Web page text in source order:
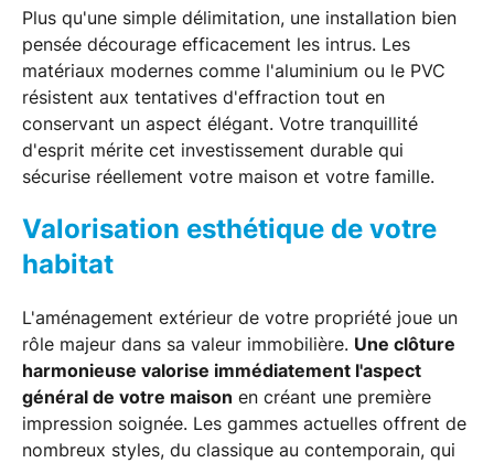
Plus qu'une simple délimitation, une installation bien
pensée décourage efficacement les intrus. Les
matériaux modernes comme l'aluminium ou le PVC
résistent aux tentatives d'effraction tout en
conservant un aspect élégant. Votre tranquillité
d'esprit mérite cet investissement durable qui
sécurise réellement votre maison et votre famille.
Valorisation esthétique de votre
habitat
L'aménagement extérieur de votre propriété joue un
rôle majeur dans sa valeur immobilière. Une clôture
harmonieuse valorise immédiatement l'aspect
général de votre maison en créant une première
impression soignée. Les gammes actuelles offrent de
nombreux styles, du classique au contemporain, qui